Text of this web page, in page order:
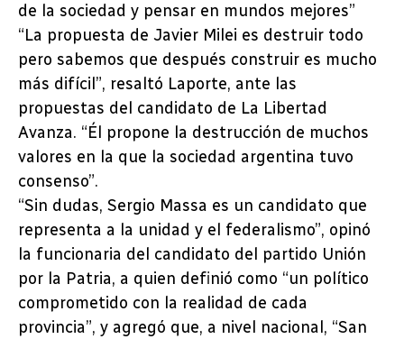
de la sociedad y pensar en mundos mejores”
“La propuesta de Javier Milei es destruir todo
pero sabemos que después construir es mucho
más difícil”, resaltó Laporte, ante las
propuestas del candidato de La Libertad
Avanza. “Él propone la destrucción de muchos
valores en la que la sociedad argentina tuvo
consenso”.
“Sin dudas, Sergio Massa es un candidato que
representa a la unidad y el federalismo”, opinó
la funcionaria del candidato del partido Unión
por la Patria, a quien definió como “un político
comprometido con la realidad de cada
provincia”, y agregó que, a nivel nacional, “San